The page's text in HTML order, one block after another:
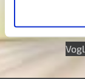
progetto?